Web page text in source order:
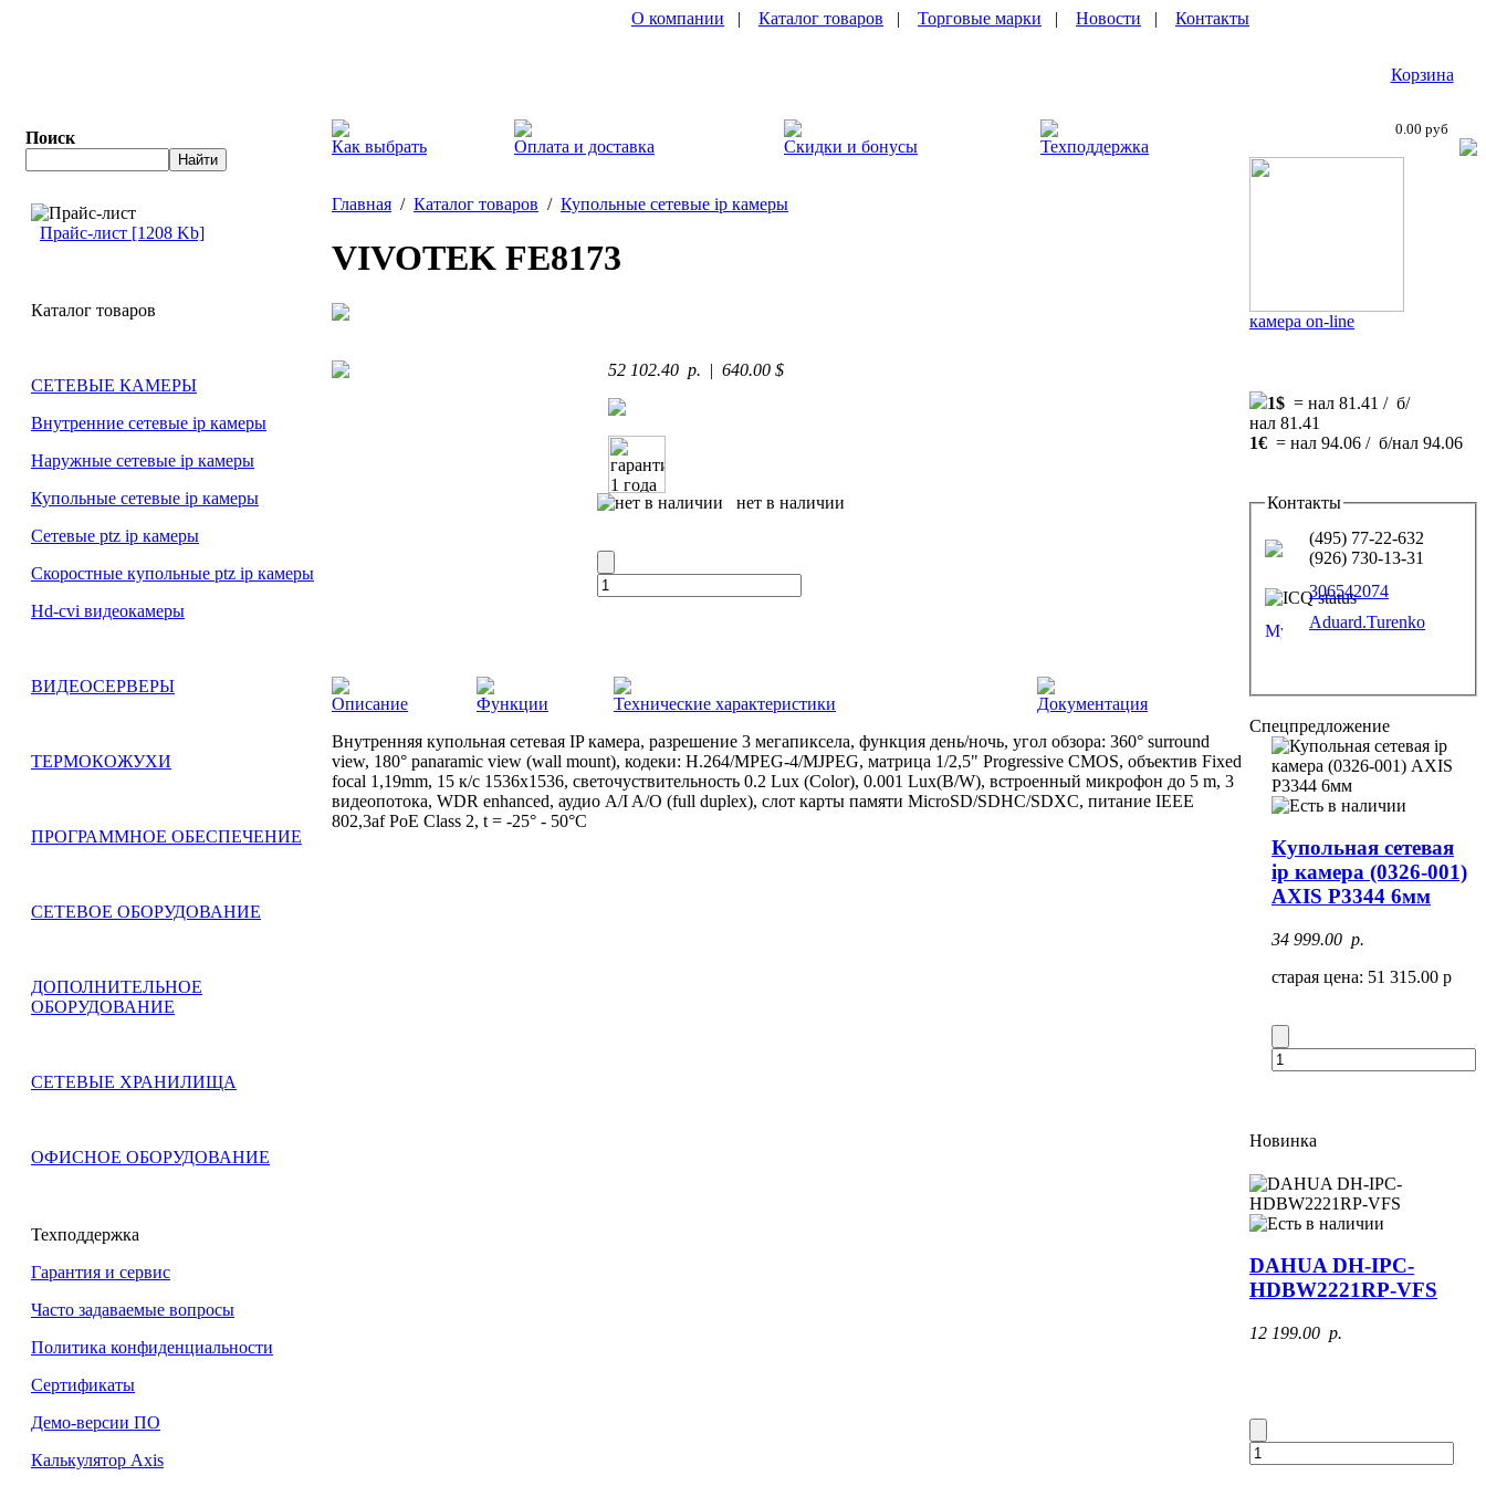
Поиск
О компании | Каталог товаров | Торговые марки | Новости | Контакты
Как выбрать Оплата и доставка Скидки и бонусы Техподдержка
Корзина
0.00 руб
Прайс-лист [1208 Kb]
Каталог товаров
СЕТЕВЫЕ КАМЕРЫ
Внутренние сетевые ip камеры
Наружные сетевые ip камеры
Купольные сетевые ip камеры
Сетевые ptz ip камеры
Скоростные купольные ptz ip камеры
Hd-cvi видеокамеры
ВИДЕОСЕРВЕРЫ
ТЕРМОКОЖУХИ
ПРОГРАММНОЕ ОБЕСПЕЧЕНИЕ
СЕТЕВОЕ ОБОРУДОВАНИЕ
ДОПОЛНИТЕЛЬНОЕ
ОБОРУДОВАНИЕ
СЕТЕВЫЕ ХРАНИЛИЩА
ОФИСНОЕ ОБОРУДОВАНИЕ
Техподдержка
Гарантия и сервис
Часто задаваемые вопросы
Политика конфиденциальности
Сертификаты
Демо-версии ПО
Калькулятор Axis
Главная / Каталог товаров / Купольные сетевые ip камеры
VIVOTEK FE8173
52 102.40 p. | 640.00 $
нет в наличии
Описание Функции Технические характеристики
Документация
Внутренняя купольная сетевая IP камера, разрешение 3 мегапиксела, функция день/ночь, угол обзора: 360° surround
view, 180° panaramic view (wall mount), кодеки: H.264/MPEG-4/MJPEG, матрица 1/2,5" Progressive CMOS, объектив Fixed
focal 1,19mm, 15 к/с 1536x1536, светочуствительность 0.2 Lux (Color), 0.001 Lux(B/W), встроенный микрофон до 5 m, 3
видеопотока, WDR enhanced, аудио A/I A/O (full duplex), слот карты памяти MicroSD/SDHC/SDXC, питание IEEE
802,3af PoE Class 2, t = -25° - 50°C
камера on-line
1$ = нал 81.41 / б/
нал 81.41
1€ = нал 94.06 / б/нал 94.06
Контакты
(495) 77-22-632
(926) 730-13-31
306542074
Aduard.Turenko
Спецпредложение
Купольная сетевая
ip камера (0326-001)
AXIS P3344 6мм
34 999.00 p.
старая цена: 51 315.00 р
Новинка
DAHUA DH-IPC-
HDBW2221RP-VFS
12 199.00 p.